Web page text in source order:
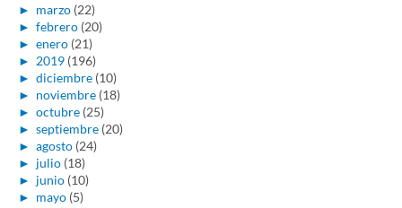
► marzo (22)
► febrero (20)
► enero (21)
► 2019 (196)
► diciembre (10)
► noviembre (18)
► octubre (25)
► septiembre (20)
► agosto (24)
► julio (18)
► junio (10)
► mayo (5)